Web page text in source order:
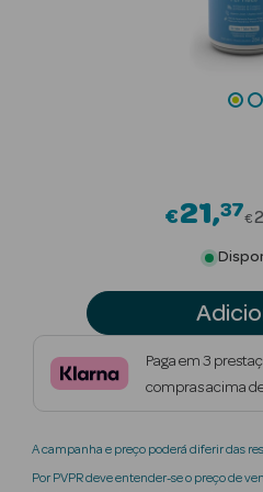
Beauty Season
Beauty Season
Beauty Season
Beauty Season
€21 37€
Paga em 3
compras acima
A campanha e preço poderá diferir das
Por PVPR deve entender-se o preço de